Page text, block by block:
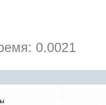
0.0021